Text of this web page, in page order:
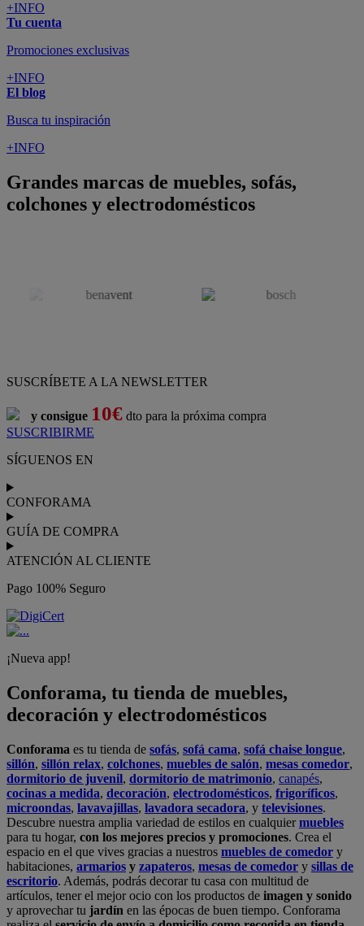
+INFO
Tu cuenta
Promociones exclusivas
+INFO
El blog
Busca tu inspiración
+INFO
Grandes marcas de muebles, sofás,
colchones y electrodomésticos
SUSCRÍBETE A LA NEWSLETTER
y consigue 10€ dto para la próxima compra
SUSCRIBIRME
SÍGUENOS EN
CONFORAMA
GUÍA DE COMPRA
ATENCIÓN AL CLIENTE
Pago 100% Seguro
¡Nueva app!
Conforama, tu tienda de muebles,
decoración y electrodomésticos
Conforama es tu tienda de sofás, sofá cama, sofá chaise longue,
sillón, sillón relax, colchones, muebles de salón, mesas comedor,
dormitorio de juvenil, dormitorio de matrimonio, canapés,
cocinas a medida, decoración, electrodomésticos, frigoríficos,
microondas, lavavajillas, lavadora secadora, y televisiones.
Descubre nuestra amplia variedad de estilos en cualquiermuebles
para tu hogar, con los mejores precios y promociones. Crea el
espacio en el que vives gracias a nuestros muebles de comedor y
habitaciones, armarios y zapateros, mesas de comedor y sillas de
escritorio. Además, podrás decorar tu casa con multitud de
artículos, tener el mejor ocio con los productos de imagen y sonido
y aprovechar tu jardín en las épocas de buen tiempo. Conforama